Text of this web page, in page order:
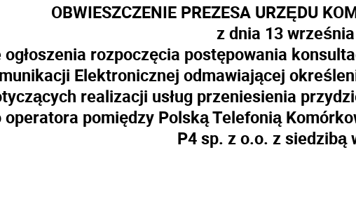
OBWIESZCZENIE PREZESA URZĘDU
z dnia 13
rozpoczęcia postępowania
Elektronicznej odmawiającej
realizacji usług przeniesienia
pomiędzy Polską Telefonią
P4 sp. z o.o. z siedzibą